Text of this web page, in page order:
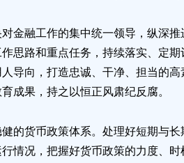
金融工作的集中统一领导，纵深
思路和重点任务，持续落实、定
导向，打造忠诚、干净、担当的
成果，持之以恒正风肃纪反腐。
的货币政策体系。处理好短期与
情况，把握好货币政策的力度、